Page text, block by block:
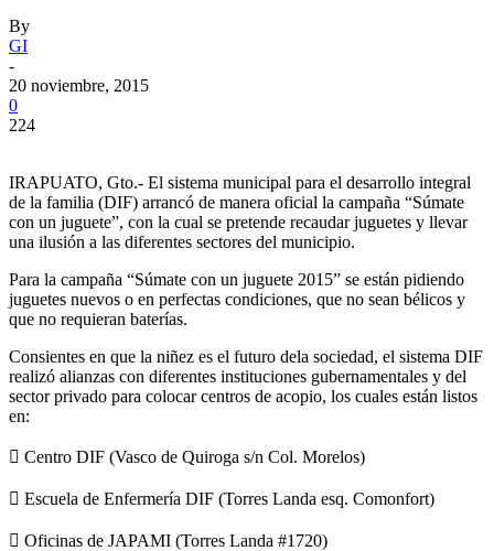
By
GI
-
20 noviembre, 2015
0
224
IRAPUATO, Gto.- El sistema municipal para el desarrollo integral
de la familia (DIF) arrancó de manera oficial la campaña “Súmate
con un juguete”, con la cual se pretende recaudar juguetes y llevar
una ilusión a las diferentes sectores del municipio.
Para la campaña “Súmate con un juguete 2015” se están pidiendo
juguetes nuevos o en perfectas condiciones, que no sean bélicos y
que no requieran baterías.
Consientes en que la niñez es el futuro dela sociedad, el sistema DIF
realizó alianzas con diferentes instituciones gubernamentales y del
sector privado para colocar centros de acopio, los cuales están listos
en:
 Centro DIF (Vasco de Quiroga s/n Col. Morelos)
 Escuela de Enfermería DIF (Torres Landa esq. Comonfort)
 Oficinas de JAPAMI (Torres Landa #1720)